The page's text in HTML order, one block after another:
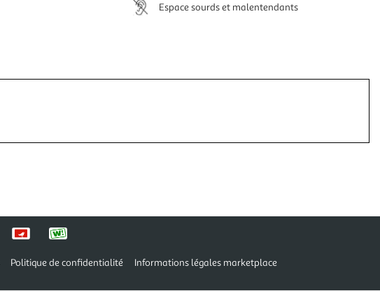
Espace sourds et malentendants
Politique de confidentialité Informations légales marketplace